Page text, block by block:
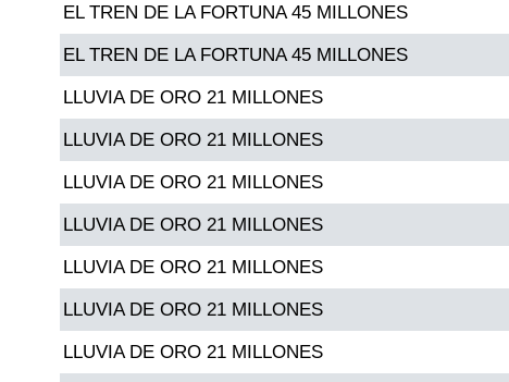
Dorado Mañana
Dorado Tarde
Dorado Noche
Fantástica Día
Fantástica Noche
Motilon Tarde
EL TREN DE LA FORTUNA 45 MILLONES
EL TREN DE LA FORTUNA 45 MILLONES
LLUVIA DE ORO 21 MILLONES
LLUVIA DE ORO 21 MILLONES
LLUVIA DE ORO 21 MILLONES
LLUVIA DE ORO 21 MILLONES
LLUVIA DE ORO 21 MILLONES
LLUVIA DE ORO 21 MILLONES
LLUVIA DE ORO 21 MILLONES